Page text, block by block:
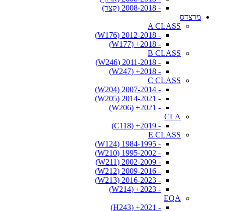
- 2008-2018 (קצר)
מרצדס
A CLASS
- 2012-2018 (W176)
- 2018+ (W177)
B CLASS
- 2011-2018 (W246)
- 2018+ (W247)
C CLASS
- 2007-2014 (W204)
- 2014-2021 (W205)
- 2021+ (W206)
CLA
- 2019+ (C118)
E CLASS
- 1984-1995 (W124)
- 1995-2002 (W210)
- 2002-2009 (W211)
- 2009-2016 (W212)
- 2016-2023 (W213)
- 2023+ (W214)
EQA
- 2021+ (H243)